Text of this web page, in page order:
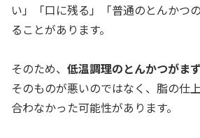
い」「口に残る」「普通のとんかつ
ることがあります。
そのため、 低温調理のとんかつがま
そのものが悪いのではなく、脂の仕
合わなかった可能性があります。